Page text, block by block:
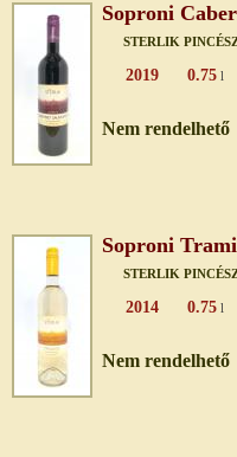
Soproni
STERLIK
2019 0.75 l
Nem rendelhető
Soproni
STERLIK
2014 0.75 l
Nem rendelhető